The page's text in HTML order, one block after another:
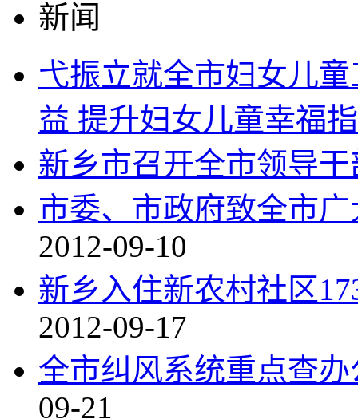
新闻
弋振立就全市妇女儿
益 提升妇女儿童幸福
新乡市召开全市领导
市委、市政府致全市
2012-09-10
新乡入住新农村社区
2012-09-17
全市纠风系统重点查
09-21